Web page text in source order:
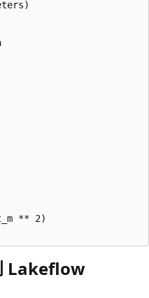
** 2)
Lakeflow